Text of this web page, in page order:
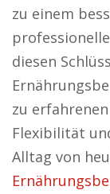
zu einem
diesen
zu
Flexibilität
Alltag von